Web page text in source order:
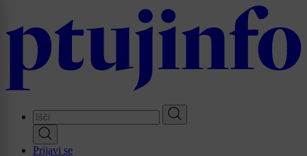
main
Prijavi se